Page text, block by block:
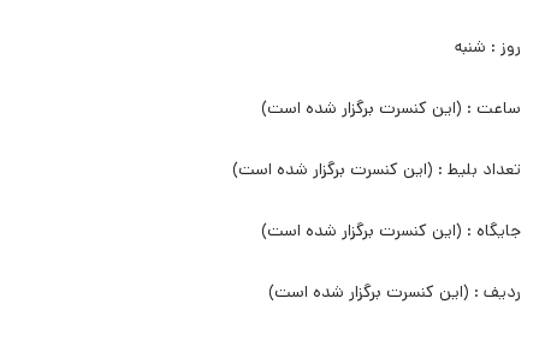
روز : شنبه
ساعت : (این کنسرت برگزار شده است)
تعداد بلیط : (این کنسرت برگزار شده است)
جایگاه : (این کنسرت برگزار شده است)
ردیف : (این کنسرت برگزار شده است)